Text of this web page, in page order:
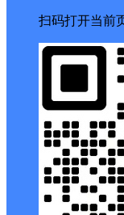
扫码打开当前